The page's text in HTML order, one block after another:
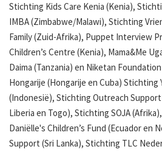
Stichting Kids Care Kenia (Kenia),
IMBA (Zimbabwe/Malawi), Stichting
Family (Zuid-Afrika), Puppet Interview
Children’s Centre (Kenia), Mama&Me
Daima (Tanzania) en Niketan
Hongarije (Hongarije en Cuba) Stichting
(Indonesië), Stichting Outreach
Liberia en Togo), Stichting SOJA
Daniëlle's Children’s Fund (Ecuador en
Support (Sri Lanka), Stichting TLC